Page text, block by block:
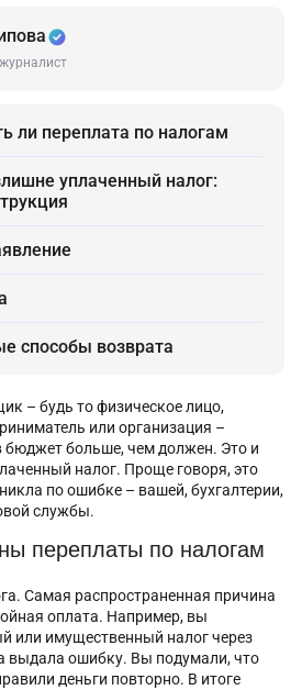
ли переплата по налогам
уплаченный налог:
способы возврата
– будь то физическое лицо,
или организация –
бюджет больше, чем должен. Это и
налог. Проще говоря, это
по ошибке – вашей, бухгалтерии,
службы.
переплаты по налогам
Самая распространенная причина
оплата. Например, вы
или имущественный налог через
выдала ошибку. Вы подумали, что
деньги повторно. В итоге